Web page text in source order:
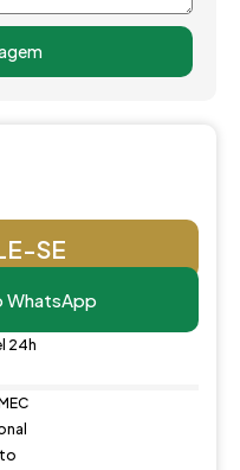
SE
WhatsApp
24h